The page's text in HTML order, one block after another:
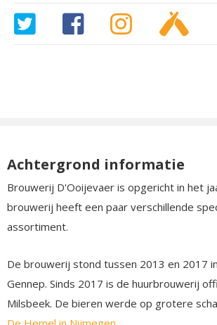
Achtergrond informatie
Brouwerij D'Ooijevaer is opgericht in het
brouwerij heeft een paar verschillende
assortiment.
De brouwerij stond tussen 2013 en 2017
Gennep. Sinds 2017 is de huurbrouwerij
Milsbeek. De bieren werde op grotere